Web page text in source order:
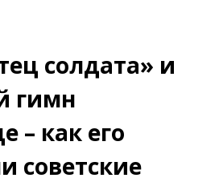
солдата» и
гимн
– как его
советские